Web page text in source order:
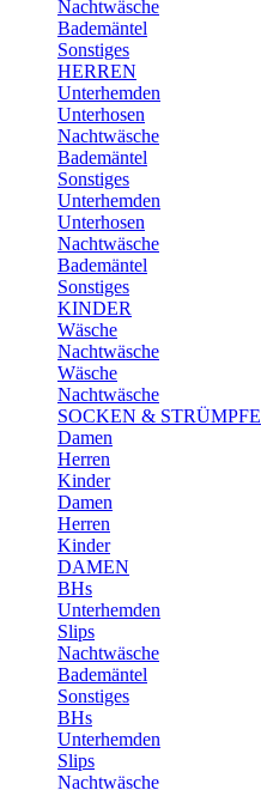
Nachtwäsche
Bademäntel
Sonstiges
HERREN
Unterhemden
Unterhosen
Nachtwäsche
Bademäntel
Sonstiges
Unterhemden
Unterhosen
Nachtwäsche
Bademäntel
Sonstiges
KINDER
Wäsche
Nachtwäsche
Wäsche
Nachtwäsche
SOCKEN & STRÜMPFE
Damen
Herren
Kinder
Damen
Herren
Kinder
DAMEN
BHs
Unterhemden
Slips
Nachtwäsche
Bademäntel
Sonstiges
BHs
Unterhemden
Slips
Nachtwäsche